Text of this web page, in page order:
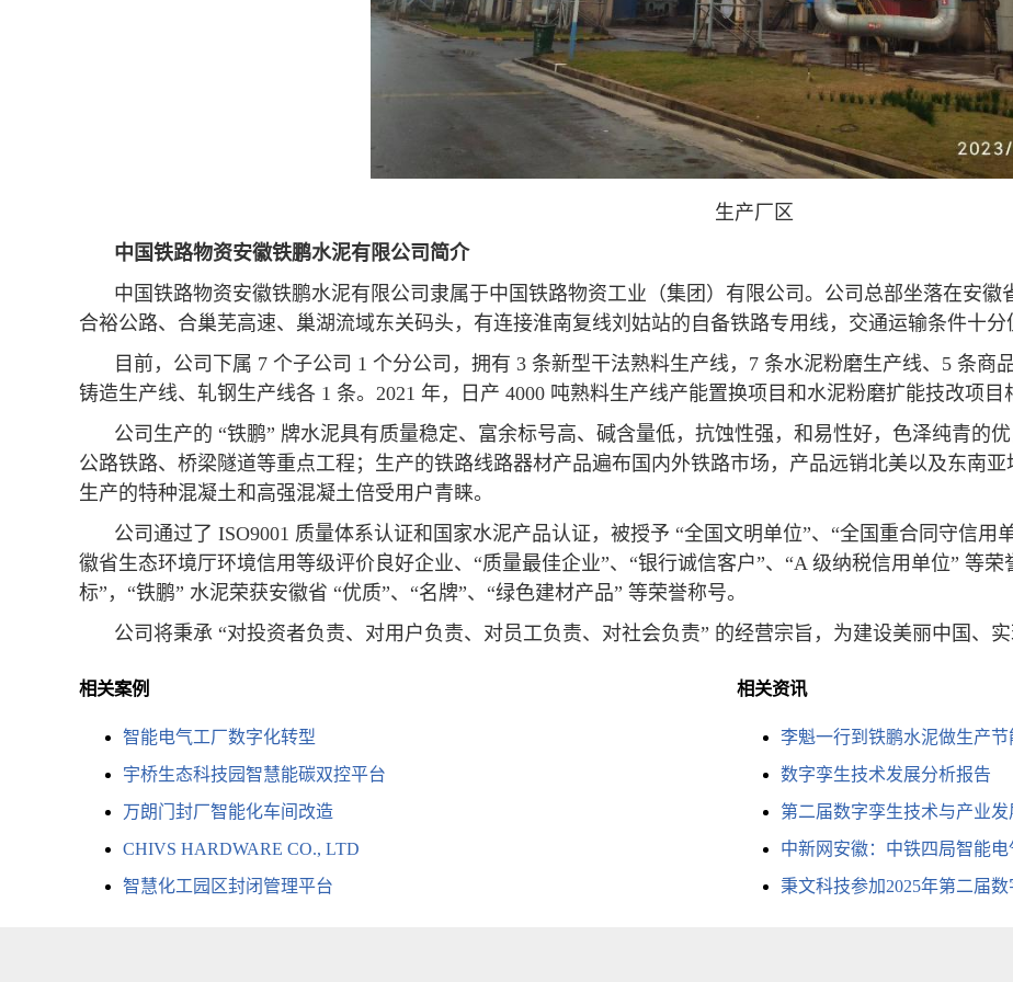
生产厂区
中国铁路物资安徽铁鹏水泥有限公司简介
中国铁路物资安徽铁鹏水泥有限公司隶属于中国铁路物资工业（集团）有限公司。公司总部坐落在安
合裕公路、合巢芜高速、巢湖流域东关码头，有连接淮南复线刘姑站的自备铁路专用线，交通运输条件十分
目前，公司下属 7 个子公司 1 个分公司，拥有 3 条新型干法熟料生产线，7 条水泥粉磨生产线、5 条商
铸造生产线、轧钢生产线各 1 条。2021 年，日产 4000 吨熟料生产线产能置换项目和水泥粉磨扩能技改项目
公司生产的 “铁鹏” 牌水泥具有质量稳定、富余标号高、碱含量低，抗蚀性强，和易性好，色泽纯青的
公路铁路、桥梁隧道等重点工程；生产的铁路线路器材产品遍布国内外铁路市场，产品远销北美以及东南
生产的特种混凝土和高强混凝土倍受用户青睐。
公司通过了 ISO9001 质量体系认证和国家水泥产品认证，被授予 “全国文明单位”、“全国重合同守信用
徽省生态环境厅环境信用等级评价良好企业、“质量最佳企业”、“银行诚信客户”、“A 级纳税信用单位” 等
标”，“铁鹏” 水泥荣获安徽省 “优质”、“名牌”、“绿色建材产品” 等荣誉称号。
公司将秉承 “对投资者负责、对用户负责、对员工负责、对社会负责” 的经营宗旨，为建设美丽中国、实
相关案例
智能电气工厂数字化转型
宇桥生态科技园智慧能碳双控平台
万朗门封厂智能化车间改造
CHIVS HARDWARE CO., LTD
智慧化工园区封闭管理平台
相关资讯
李魁一行到铁鹏水泥做生产
数字孪生技术发展分析报告​
第二届数字孪生技术与产业
中新网安徽：中铁四局智能
秉文科技参加2025年第二届